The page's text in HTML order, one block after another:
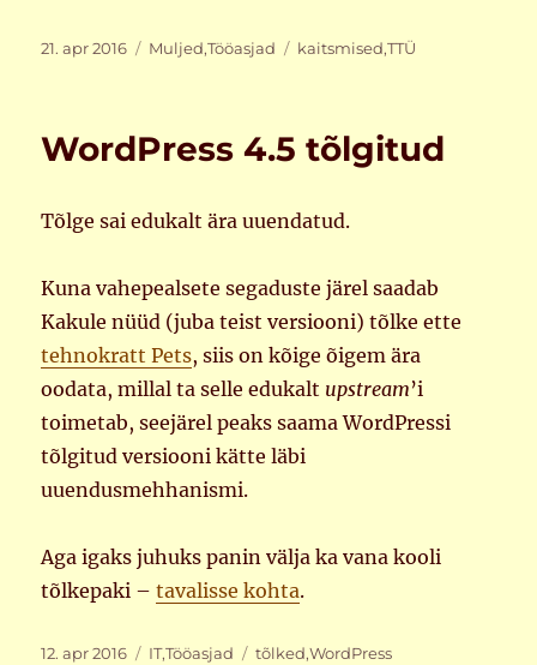
Postitatud
21. apr 2016 Rubriigid
Muljed,Tööasjad Sildid
kaitsmised,TTÜ
WordPress 4.5 tõlgitud
Tõlge sai edukalt ära uuendatud.
Kuna vahepealsete segaduste järel saadab
Kakule nüüd (juba teist versiooni) tõlke ette
tehnokratt Pets, siis on kõige õigem ära
oodata, millal ta selle edukalt upstream’i
toimetab, seejärel peaks saama WordPressi
tõlgitud versiooni kätte läbi
uuendusmehhanismi.
Aga igaks juhuks panin välja ka vana kooli
tõlkepaki –tavalisse kohta.
Postitatud
12. apr 2016 Rubriigid
IT,Tööasjad Sildid
tõlked,WordPress